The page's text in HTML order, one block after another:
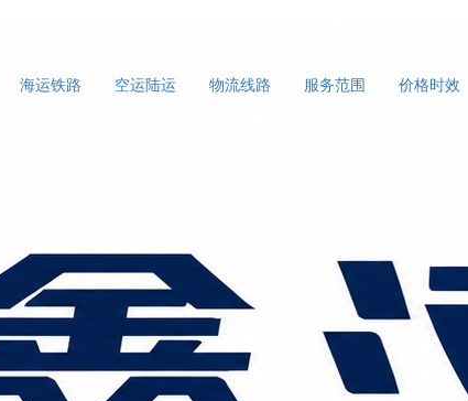
海运铁路 空运陆运 物流线路 服务范围 价格时效